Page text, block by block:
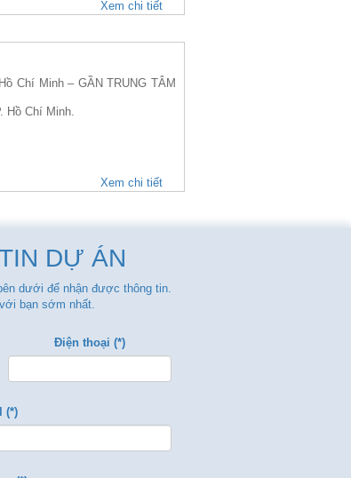
Xem chi tiết
Chí Minh – GẦN TRUNG TÂM
Hồ Chí Minh.
Xem chi tiết
DỰ ÁN
dưới để nhận được thông tin.
bạn sớm nhất.
Điện thoại (*)
(*)